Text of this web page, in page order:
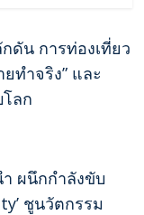
ดัน การท่องเที่ยว
ทำจริง” และ
ลก
ผนึกกำลังขับ
ชูนวัตกรรม